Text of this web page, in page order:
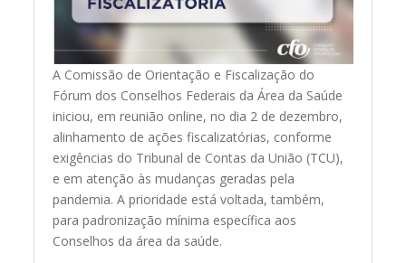
A Comissão de Orientação e Fiscalização do
Fórum dos Conselhos Federais da Área da Saúde
iniciou, em reunião online, no dia 2 de dezembro,
alinhamento de ações fiscalizatórias, conforme
exigências do Tribunal de Contas da União (TCU),
e em atenção às mudanças geradas pela
pandemia. A prioridade está voltada, também,
para padronização mínima específica aos
Conselhos da área da saúde.